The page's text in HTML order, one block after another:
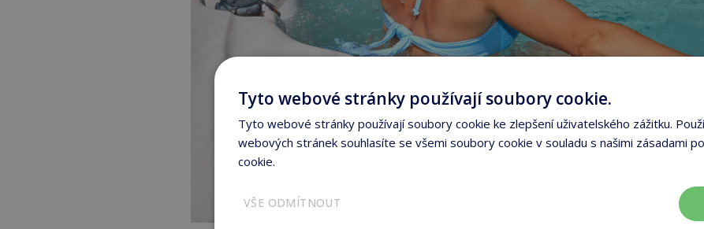
Tyto webové stránky používají soubory cookie.
Tyto webové stránky používají soubory cookie ke zlepšení uživatelského zážitku.
webových stránek souhlasíte se všemi soubory cookie v souladu s našimi zásadami
cookie.
VŠE ODMÍTNOUT